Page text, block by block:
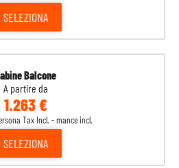
SELEZIONA
Balcone
A partire da
1.263 €
Tax Incl. - mance incl.
SELEZIONA